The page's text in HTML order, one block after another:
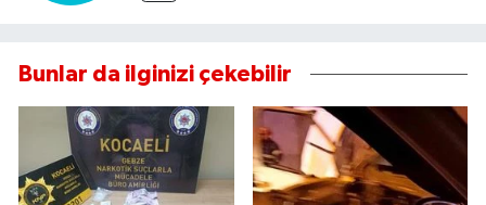
Bunlar da ilginizi çekebilir